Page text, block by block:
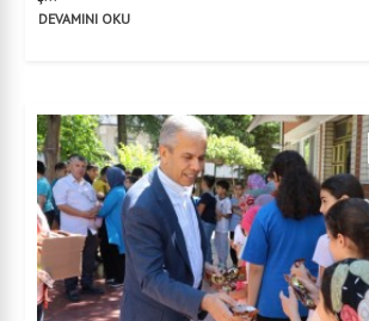
DEVAMINI OKU